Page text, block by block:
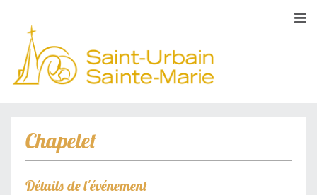
Chapelet
Détails de l'événement